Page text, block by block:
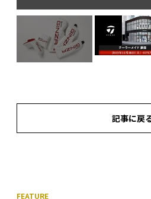
記事に戻